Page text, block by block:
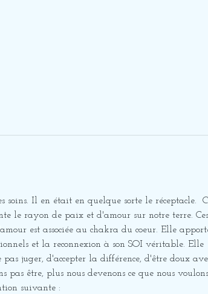
Il en était en quelque sorte le réceptacle.
le rayon de paix et d'amour sur notre terre. Ces
est associée au chakra du coeur. Elle
et la reconnexion à son SOI véritable. Elle
juger, d'accepter la différence, d'être doux
pas être, plus nous devenons ce que nous
suivante :